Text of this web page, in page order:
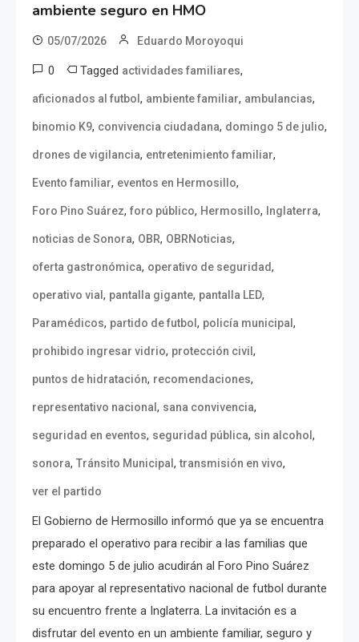
ambiente seguro en HMO
05/07/2026 Eduardo Moroyoqui
0 Tagged actividades familiares,
aficionados al futbol , ambiente familiar, ambulancias,
binomio K9, convivencia ciudadana, domingo 5 de julio,
drones de vigilancia, entretenimiento familiar,
Evento familiar, eventos en Hermosillo,
Foro Pino Suárez, foro público, Hermosillo, Inglaterra,
noticias de Sonora, OBR, OBRNoticias,
oferta gastronómica, operativo de seguridad,
operativo vial , pantalla gigante, pantalla LED,
Paramédicos, partido de futbol , policía municipal ,
prohibido ingresar vidrio, protección civil ,
puntos de hidratación, recomendaciones,
representativo nacional , sana convivencia,
seguridad en eventos, seguridad pública, sin alcohol ,
sonora, Tránsito Municipal ,transmisión en vivo,
ver el partido
El Gobierno de Hermosillo informó que ya se encuentra
preparado el operativo para recibir a las familias que
este domingo 5 de julio acudirán al Foro Pino Suárez
para apoyar al representativo nacional de futbol durante
su encuentro frente a Inglaterra. La invitación es a
disfrutar del evento en un ambiente familiar, seguro y